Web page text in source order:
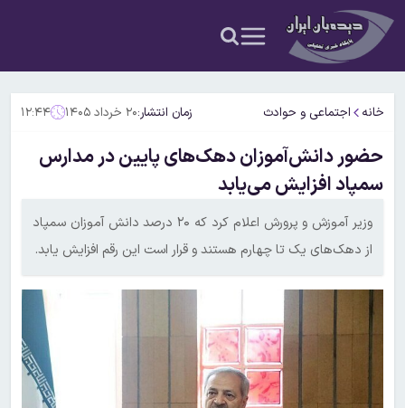
خانه اجتماعی و حوادث زمان انتشار:۲۰ خرداد ۱۴۰۵ ۱۲:۴۴
حضور دانش‌آموزان دهک‌های پایین در مدارس
سمپاد افزایش می‌یابد
وزیر آموزش و پرورش اعلام کرد که ۲۰ درصد دانش آموزان سمپاد
از دهک‌های یک تا چهارم هستند و قرار است این رقم افزایش یابد.